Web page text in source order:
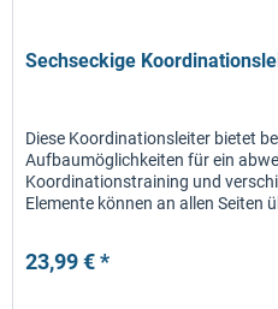
Sechseckige
Diese Koordinationsleiter bietet
Aufbaumöglichkeiten für ein
Koordinationstraining und
Elemente können an allen Seiten
23,99 € *